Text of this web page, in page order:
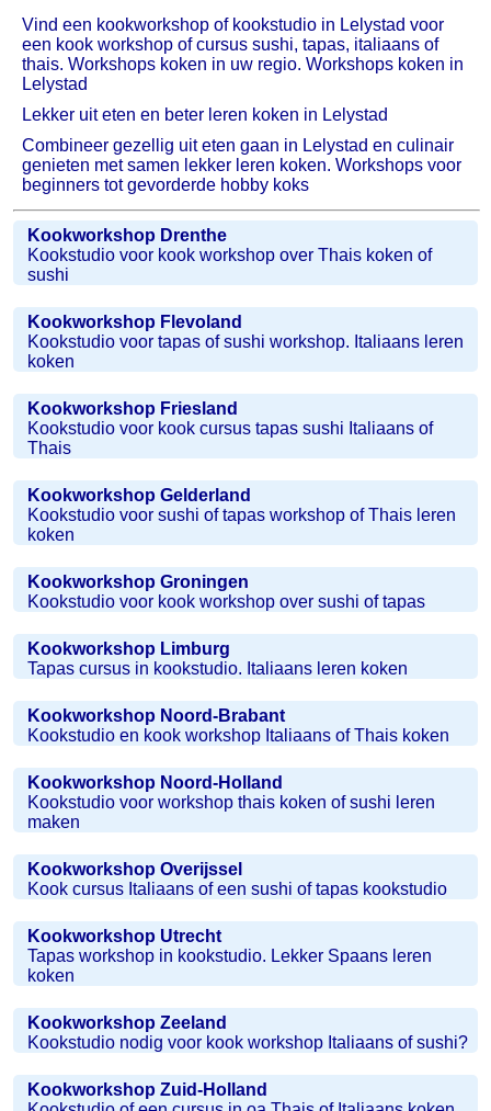
Vind een kookworkshop of kookstudio in Lelystad voor
een kook workshop of cursus sushi, tapas, italiaans of
thais. Workshops koken in uw regio. Workshops koken in
Lelystad
Lekker uit eten en beter leren koken in Lelystad
Combineer gezellig uit eten gaan in Lelystad en culinair
genieten met samen lekker leren koken. Workshops voor
beginners tot gevorderde hobby koks
Kookworkshop Drenthe
Kookstudio voor kook workshop over Thais koken of
sushi
Kookworkshop Flevoland
Kookstudio voor tapas of sushi workshop. Italiaans leren
koken
Kookworkshop Friesland
Kookstudio voor kook cursus tapas sushi Italiaans of
Thais
Kookworkshop Gelderland
Kookstudio voor sushi of tapas workshop of Thais leren
koken
Kookworkshop Groningen
Kookstudio voor kook workshop over sushi of tapas
Kookworkshop Limburg
Tapas cursus in kookstudio. Italiaans leren koken
Kookworkshop Noord-Brabant
Kookstudio en kook workshop Italiaans of Thais koken
Kookworkshop Noord-Holland
Kookstudio voor workshop thais koken of sushi leren
maken
Kookworkshop Overijssel
Kook cursus Italiaans of een sushi of tapas kookstudio
Kookworkshop Utrecht
Tapas workshop in kookstudio. Lekker Spaans leren
koken
Kookworkshop Zeeland
Kookstudio nodig voor kook workshop Italiaans of sushi?
Kookworkshop Zuid-Holland